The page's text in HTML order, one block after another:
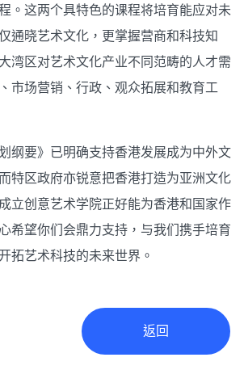
。这两个具特色的课程将培育能应对未
通晓艺术文化，更掌握营商和科技知
湾区对艺术文化产业不同范畴的人才需
市场营销、行政、观众拓展和教育工
纲要》已明确支持香港发展成为中外文
特区政府亦锐意把香港打造为亚洲文化
立创意艺术学院正好能为香港和国家作
希望你们会鼎力支持，与我们携手培育
拓艺术科技的未来世界。
返回